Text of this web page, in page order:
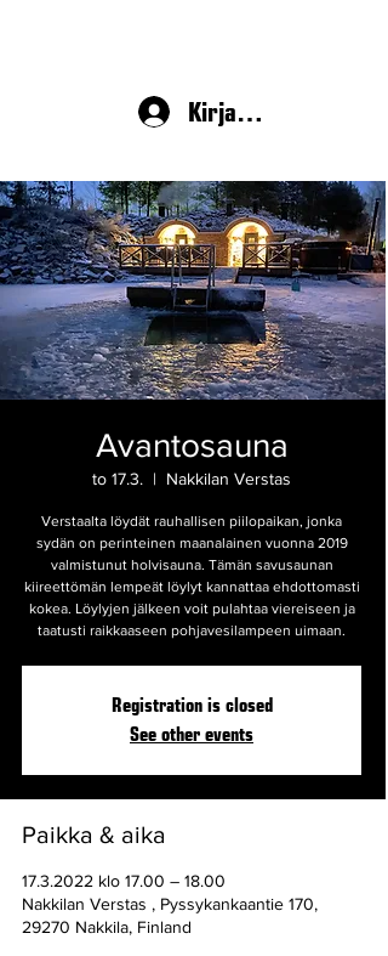
Kirjaudu
Avantosauna
to 17.3.
  |
Nakkilan Verstas
Verstaalta löydät rauhallisen piilopaikan, jonka
sydän on perinteinen maanalainen vuonna 2019
valmistunut holvisauna. Tämän savusaunan
kiireettömän lempeät löylyt kannattaa ehdottomasti
kokea. Löylyjen jälkeen voit pulahtaa viereiseen ja
taatusti raikkaaseen pohjavesilampeen uimaan.
Registration is closed
See other events
Paikka & aika
17.3.2022 klo 17.00 – 18.00
Nakkilan Verstas , Pyssykankaantie 170,
29270 Nakkila, Finland